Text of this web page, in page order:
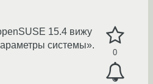
0
15.4 вижу
системы».